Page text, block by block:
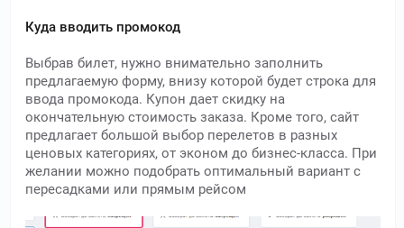
Куда вводить промокод
Выбрав билет, нужно внимательно заполнить
предлагаемую форму, внизу которой будет строка для
ввода промокода. Купон дает скидку на
окончательную стоимость заказа. Кроме того, сайт
предлагает большой выбор перелетов в разных
ценовых категориях, от эконом до бизнес-класса. При
желании можно подобрать оптимальный вариант с
пересадками или прямым рейсом